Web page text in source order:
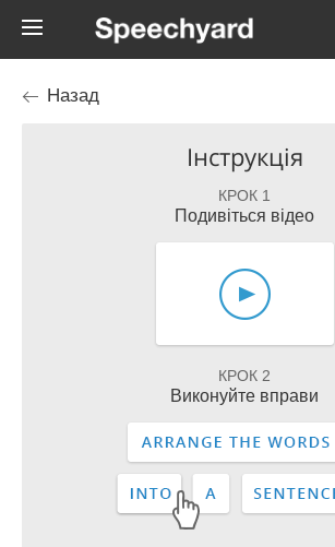
Назад
Інструкція
КРОК 1
Подивіться відео
КРОК 2
Виконуйте вправи